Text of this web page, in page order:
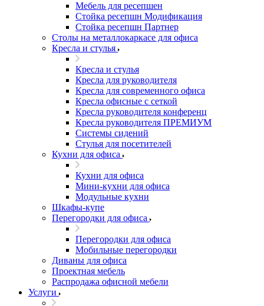
Мебель для ресепшен
Стойка ресепшн Модификация
Стойка ресепшн Партнер
Столы на металлокаркасе для офиса
Кресла и стулья
Кресла и стулья
Кресла для руководителя
Кресла для современного офиса
Кресла офисные с сеткой
Кресла руководителя конференц
Кресла руководителя ПРЕМИУМ
Системы сидений
Стулья для посетителей
Кухни для офиса
Кухни для офиса
Мини-кухни для офиса
Модульные кухни
Шкафы-купе
Перегородки для офиса
Перегородки для офиса
Мобильные перегородки
Диваны для офиса
Проектная мебель
Распродажа офисной мебели
Услуги